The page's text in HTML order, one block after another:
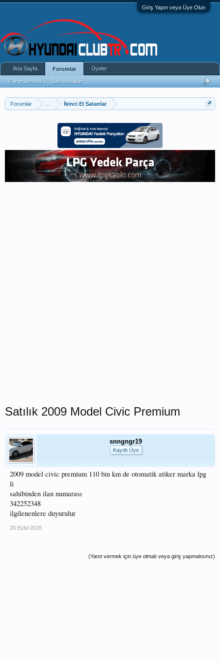
Giriş Yapın veya Üye Olun
Forumlar İkinci El Satanlar
Satılık 2009 Model Civic Premium
snngngr19
Kayıtlı Üye
2009 model civic premium 110 bin km de otomatik atiker marka lpg
li
sahibinden ilan numarası
342252348
ilgilenenlere duyurulur
26 Eylül 2016
(Yanıt vermek için üye olmalı veya giriş yapmalısınız)
Ana Sayfa Forumlar
Forumları Ara Son Mesajlar
Üyeler